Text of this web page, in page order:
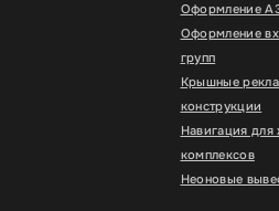
Оформление
Оформление
групп
Крышные
конструкции
Навигация
комплексов
Неоновые